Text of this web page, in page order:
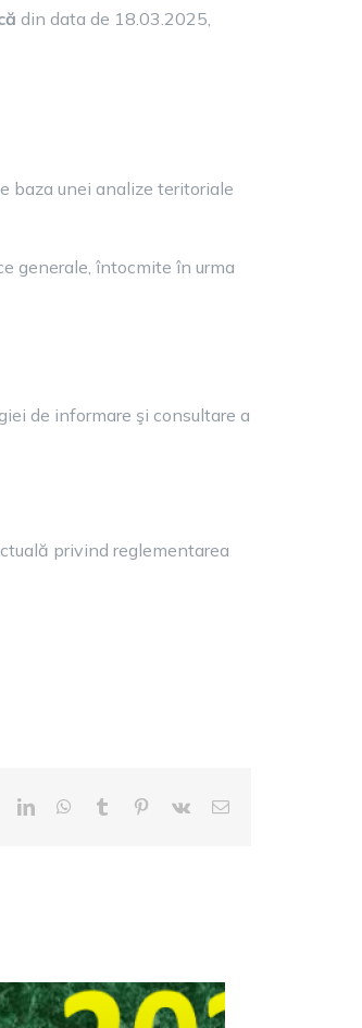
din data de 18.03.2025,
baza unei analize teritoriale
generale, întocmite în urma
de informare şi consultare a
privind reglementarea
LinkedInWhatsApp
Tumblr Pinterest
Vk
E-